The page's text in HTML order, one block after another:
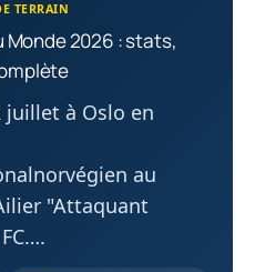
TERRAIN
Monde 2026 : stats,
juillet à Oslo en
au
"Attaquant